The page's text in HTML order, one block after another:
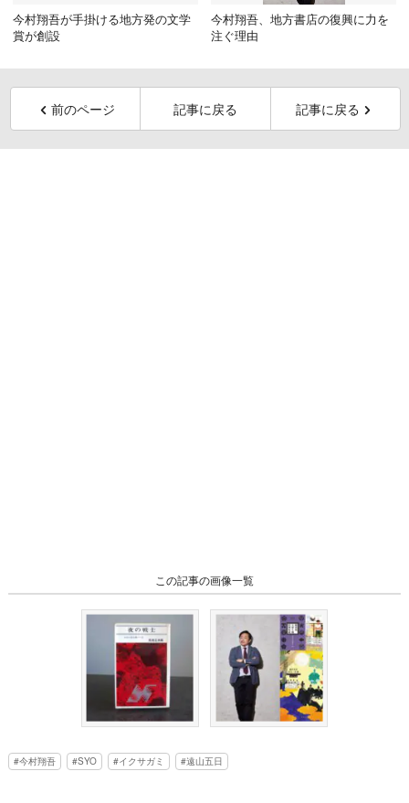
今村翔吾が手掛ける地方発の文学
賞が創設
今村翔吾、地方書店の復興に力を
注ぐ理由
前のページ 記事に戻る 記事に戻る
この記事の画像一覧
今村翔吾 SYO イクサガミ 遠山五日